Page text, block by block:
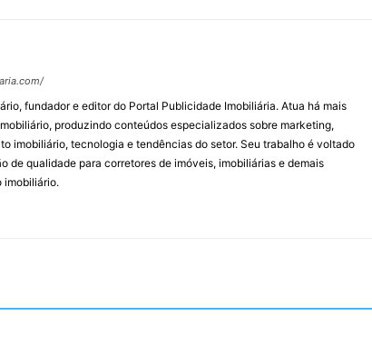
fundador e editor do Portal Publicidade Imobiliária. Atua há mais
produzindo conteúdos especializados sobre marketing,
imobiliário, tecnologia e tendências do setor. Seu trabalho é voltado
de qualidade para corretores de imóveis, imobiliárias e demais
imobiliário.